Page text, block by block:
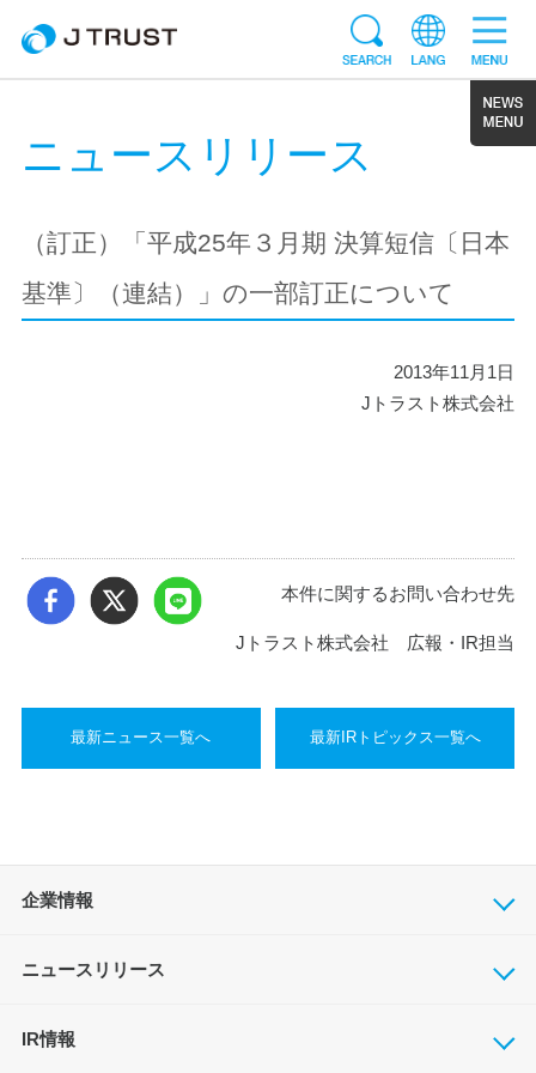
ニュースリリース
（訂正）「平成25年３月期 決算短信〔日本
基準〕（連結）」の一部訂正について
2013年11月1日
Jトラスト株式会社
本件に関するお問い合わせ先
Jトラスト株式会社 広報・IR担当
最新ニュース一覧へ 最新IRトピックス一覧へ
企業情報
ニュースリリース
IR情報